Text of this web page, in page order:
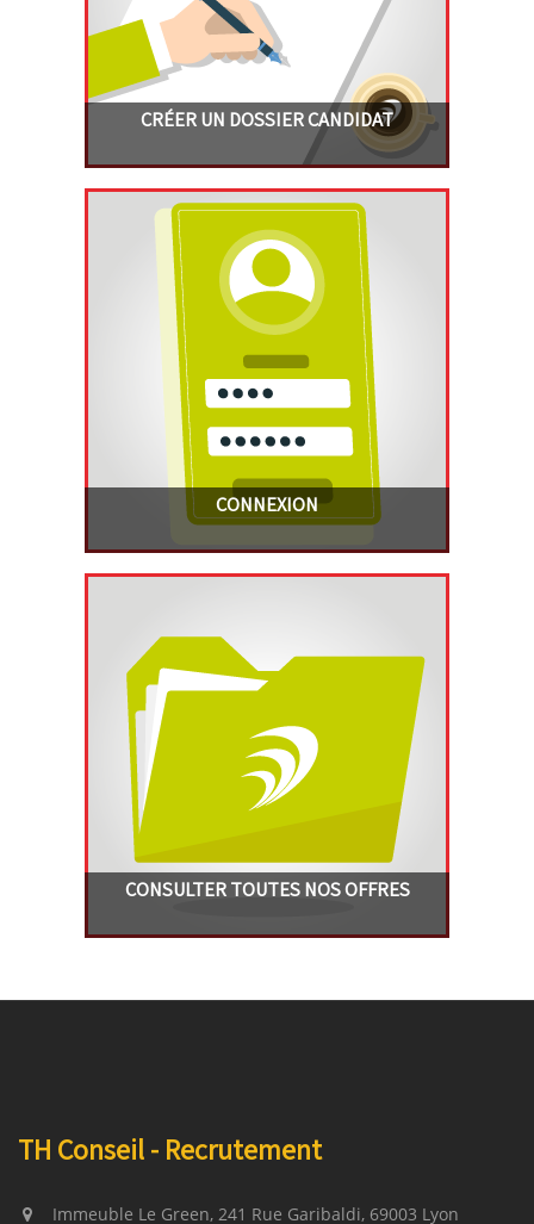
CRÉER UN DOSSIERCANDIDAT
CONNEXION
CONSULTERTOUTESNOS OFFRES
TH Conseil - Recrutement
Immeuble Le Green, 241 Rue Garibaldi, 69003 Lyon